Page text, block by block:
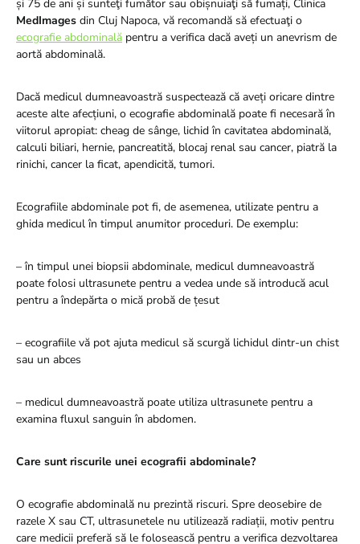
și 75 de ani și sunteţi fumător sau obișnuiaţi să fumați, Clinica
MedImages din Cluj Napoca, vă recomandă să efectuaţi o
ecografie abdominală pentru a verifica dacă aveți un anevrism de
aortă abdominală.
Dacă medicul dumneavoastră suspectează că aveți oricare dintre
aceste alte afecțiuni, o ecografie abdominală poate fi necesară în
viitorul apropiat: cheag de sânge, lichid în cavitatea abdominală,
calculi biliari, hernie, pancreatită, blocaj renal sau cancer, piatră la
rinichi, cancer la ficat, apendicită, tumori.
Ecografiile abdominale pot fi, de asemenea, utilizate pentru a
ghida medicul în timpul anumitor proceduri. De exemplu:
– în timpul unei biopsii abdominale, medicul dumneavoastră
poate folosi ultrasunete pentru a vedea unde să introducă acul
pentru a îndepărta o mică probă de țesut
– ecografiile vă pot ajuta medicul să scurgă lichidul dintr-un chist
sau un abces
– medicul dumneavoastră poate utiliza ultrasunete pentru a
examina fluxul sanguin în abdomen.
Care sunt riscurile unei ecografii abdominale?
O ecografie abdominală nu prezintă riscuri. Spre deosebire de
razele X sau CT, ultrasunetele nu utilizează radiații, motiv pentru
care medicii preferă să le folosească pentru a verifica dezvoltarea